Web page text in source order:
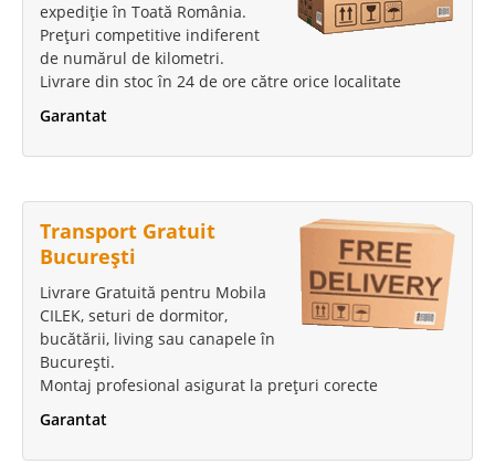
1.663 Lei
Pret Redus
In Stoc
Adauga la Favorite
-42%
Pat Tapitat modern Gri cu Lada pt.
lenjerie, somiera si pistoane Eva
Pat tapitat modern gri cu Lada de depozitare spatioasa Premium✅
expediție în Toată România.
Prețuri competitive indiferent
de numărul de kilometri.
Livrare din stoc în 24 de ore către orice localitate
Garantat
Transport Gratuit
București
Livrare Gratuită pentru Mobila
CILEK, seturi de dormitor,
bucătării, living sau canapele în
București.
Montaj profesional asigurat la prețuri corecte
Garantat